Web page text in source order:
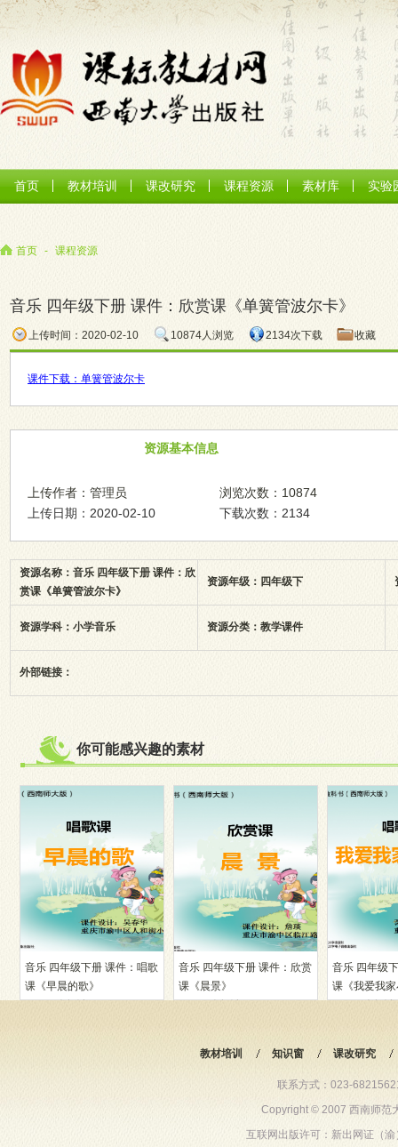
首页 教材培训 课改研究 课程资源 素材库 实验
首页 - 课程资源
音乐 四年级下册 课件：欣赏课《单簧管波尔卡》
上传时间：2020-02-10 10874人浏览 2134次下载 收藏
课件下载： 单簧管波尔卡
资源基本信息
上传作者：管理员
上传日期：2020-02-10
浏览次数：10874
下载次数：2134
资源名称：音乐 四年级下册 课件：欣
赏课《单簧管波尔卡》
资源年级：四年级下
资源学科：小学音乐 资源分类：教学课件
外部链接：
你可能感兴趣的素材
音乐 四年级下册 课件：唱歌
课《早晨的歌》
音乐 四年级下册 课件：欣赏
课《晨景》
音乐 四年级
课《我爱我
教材培训 知识窗 课改研究
联系方式：023-
Copyright © 2007 西南师范
互联网出版许可：新出网证（